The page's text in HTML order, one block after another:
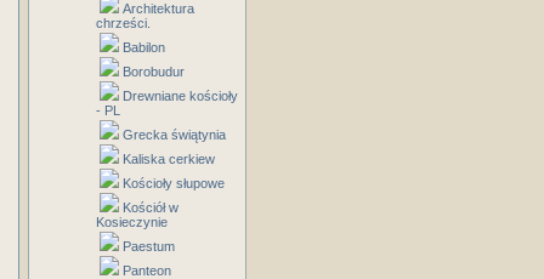
Architektura
chrześci.
Babilon
Borobudur
Drewniane kościoły
- PL
Grecka świątynia
Kaliska cerkiew
Kościoły słupowe
Kościół w
Kosieczynie
Paestum
Panteon